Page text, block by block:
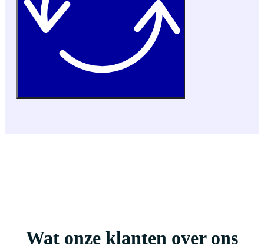
Wat onze klanten over ons